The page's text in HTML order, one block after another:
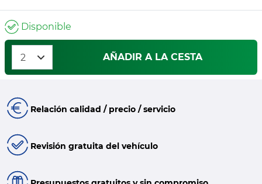
Disponible
AÑADIR A LA CESTA
Relación calidad / precio / servicio
Revisión gratuita del vehículo